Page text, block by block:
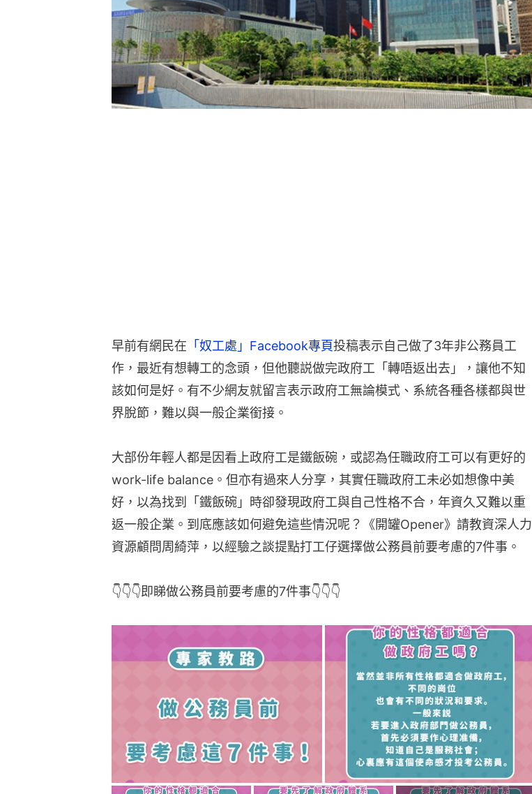
早前有網民在 「奴工處」Facebook專頁投稿表示自己做了3年非公務員工
作，最近有想轉工的念頭，但他聽説做完政府工「轉唔返出去」，讓他不知
該如何是好。有不少網友就留言表示政府工無論模式、系統各種各樣都與世
界脫節，難以與一般企業銜接。
大部份年輕人都是因看上政府工是鐵飯碗，或認為任職政府工可以有更好的
work-life balance。但亦有過來人分享，其實任職政府工未必如想像中美
好，以為找到「鐵飯碗」時卻發現政府工與自己性格不合，年資久又難以重
返一般企業。到底應該如何避免這些情況呢？《開罐Opener》請教資深人力
資源顧問周綺萍，以經驗之談提點打工仔選擇做公務員前要考慮的7件事。
👇👇👇即睇做公務員前要考慮的7件事👇👇👇